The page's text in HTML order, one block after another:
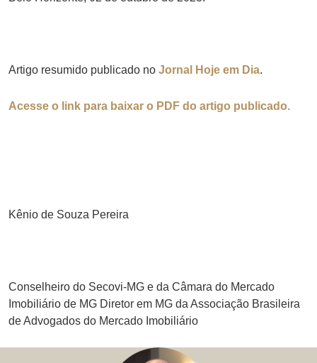
Artigo resumido publicado no Jornal Hoje em Dia.
Acesse o link para baixar o PDF do artigo publicado.
Kênio de Souza Pereira
Conselheiro do Secovi-MG e da Câmara do Mercado
Imobiliário de MG Diretor em MG da Associação Brasileira
de Advogados do Mercado Imobiliário